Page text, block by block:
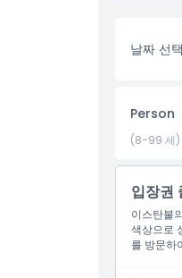
코라 모스크
포함 사항
날짜 선택
Person
(8-99 세)
입장권
이스탄불
색상으로
를 방문하